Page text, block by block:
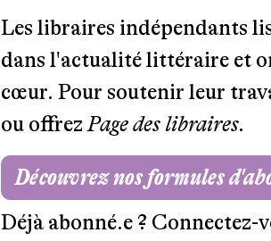
Les libraires indépendants
dans l'actualité littéraire et
cœur. Pour soutenir leur
ou offrezPage des libraires.
Découvrez nos formules
Déjà abonné.e ? Connectez-